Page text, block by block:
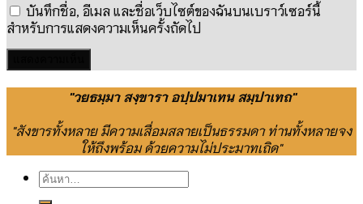
บันทึกชื่อ, อีเมล และชื่อเว็บไซต์ของฉันบนเบราว์เซอร์นี้
สำหรับการแสดงความเห็นครั้งถัดไป
"วยธมฺมา สงฺขารา อปฺปมาเทน สมฺปาเทถ"
"สังขารทั้งหลาย มีความเสื่อมสลายเป็นธรรมดา ท่านทั้งหลายจง
ให้ถึงพร้อม ด้วยความไม่ประมาทเถิด"
ค้นหา: